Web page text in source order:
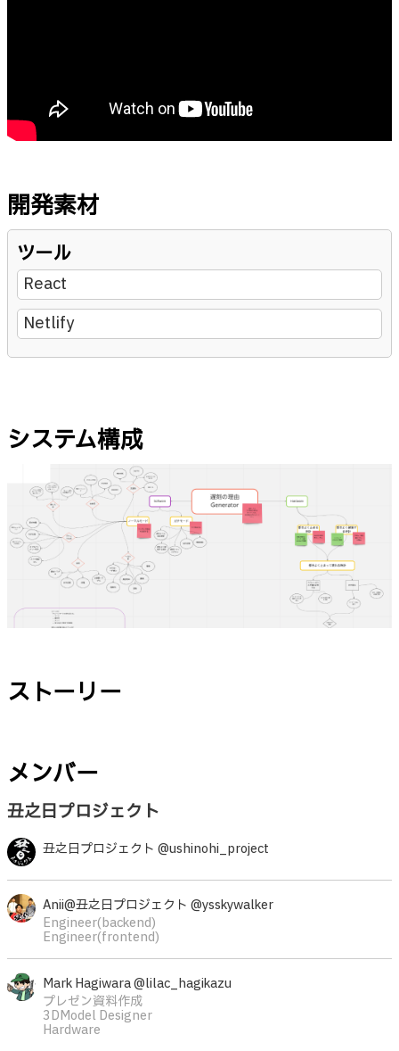
開発素材
ツール
React
Netlify
システム構成
ストーリー
メンバー
丑之日プロジェクト
丑之日プロジェクト @ushinohi_project
Anii@丑之日プロジェクト @ysskywalker
Engineer(backend)
Engineer(frontend)
Mark Hagiwara @lilac_hagikazu
プレゼン資料作成
3DModel Designer
Hardware